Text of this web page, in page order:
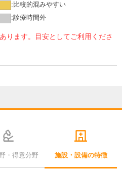
: 比較的混みやすい
:診療時間外
ります。目安としてご利用くださ
・得意分野 施設・設備の特徴